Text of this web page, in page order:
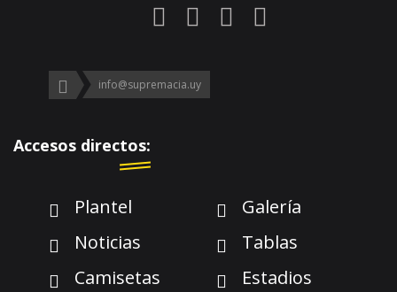
info@supremacia.uy
Accesos directos:
Plantel
Galería
Noticias
Tablas
Camisetas
Estadios